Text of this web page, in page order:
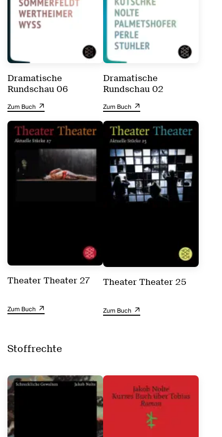
Dramatische
Rundschau 06
Zum Buch
Dramatische
Rundschau 02
Zum Buch
Theater Theater 27
Zum Buch
Theater Theater 25
Zum Buch
Stoffrechte